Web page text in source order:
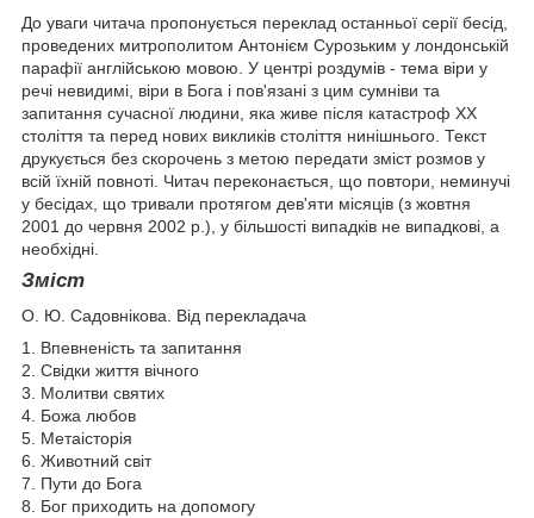
До уваги читача пропонується переклад останньої серії бесід,
проведених митрополитом Антонієм Сурозьким у лондонській
парафії англійською мовою. У центрі роздумів - тема віри у
речі невидимі, віри в Бога і пов'язані з цим сумніви та
запитання сучасної людини, яка живе після катастроф XX
століття та перед нових викликів століття нинішнього. Текст
друкується без скорочень з метою передати зміст розмов у
всій їхній повноті. Читач переконається, що повтори, неминучі
у бесідах, що тривали протягом дев'яти місяців (з жовтня
2001 до червня 2002 р.), у більшості випадків не випадкові, а
необхідні.
Зміст
О. Ю. Садовнікова. Від перекладача
1. Впевненість та запитання
2. Свідки життя вічного
3. Молитви святих
4. Божа любов
5. Метаісторія
6. Животний світ
7. Пути до Бога
8. Бог приходить на допомогу